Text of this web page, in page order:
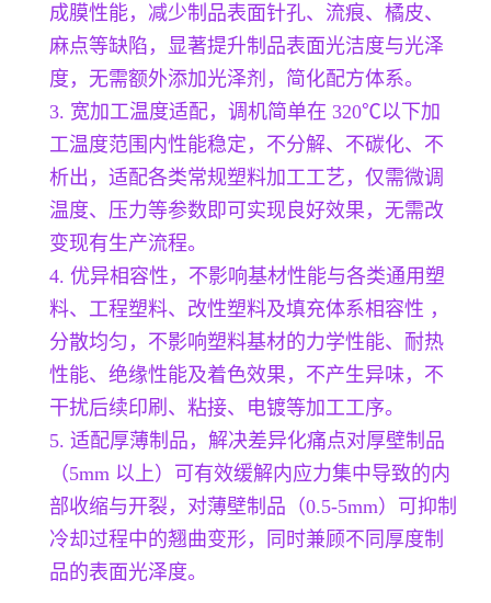
成膜性能，减少制品表面针孔、流痕、橘皮、
麻点等缺陷，显著提升制品表面光洁度与光泽
度，无需额外添加光泽剂，简化配方体系。
3. 宽加工温度适配，调机简单在 320℃以下加
工温度范围内性能稳定，不分解、不碳化、不
析出，适配各类常规塑料加工工艺，仅需微调
温度、压力等参数即可实现良好效果，无需改
变现有生产流程。
4. 优异相容性，不影响基材性能与各类通用塑
料、工程塑料、改性塑料及填充体系相容性 ，
分散均匀，不影响塑料基材的力学性能、耐热
性能、绝缘性能及着色效果，不产生异味，不
干扰后续印刷、粘接、电镀等加工工序。
5. 适配厚薄制品，解决差异化痛点对厚壁制品
（5mm 以上）可有效缓解内应力集中导致的内
部收缩与开裂，对薄壁制品（0.5-5mm）可抑制
冷却过程中的翘曲变形，同时兼顾不同厚度制
品的表面光泽度。